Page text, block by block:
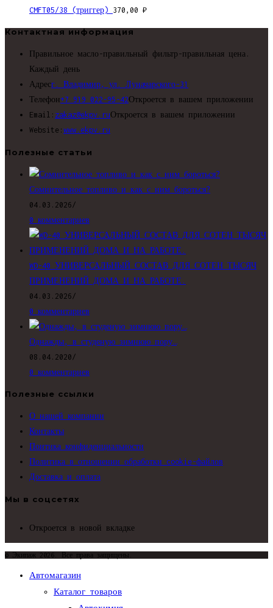
CMFT05/38 (триггер) 370,00 ₽
Контактная информация
Правильное масло-правильный фильтр-правильная цена.
Каждый день
Адресг. Владимир, ул. Луначарского-31
Телефон+7 919 022-95-42Откроется в вашем приложении
Email: zakaz@ekpv.ruОткроется в вашем приложении
Website: www.ekpv.ru
Полезные статьи
Сомнительное топливо и как с ним бороться?
04.03.2026 /
0 комментариев
WD-40 УНИВЕРСАЛЬНЫЙ СОСТАВ ДЛЯ СОТЕН ТЫСЯЧ
ПРИМЕНЕНИЙ ДОМА И НА РАБОТЕ.
04.03.2026 /
0 комментариев
Однажды, в студеную зимнюю пору…
08.04.2020 /
0 комментариев
Полезные ссылки
О нашей компании
Контакты
Поитика конфиденциальности
Политика в отношении обработки cookie-файлов
Доставка и оплата
Мы в соцсетях
Откроется в новой вкладке
© Экипаж 2026. Все права защищены.
Автомагазин
Каталог товаров